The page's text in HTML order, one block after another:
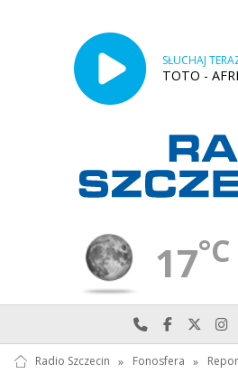
SŁUCHAJ
TOTO -
17°C
Najlepiej po
Odwiedź
Radio Szczecin » Fonosfera »